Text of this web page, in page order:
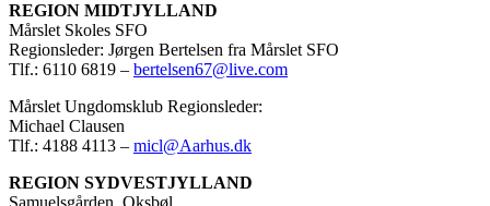
REGION MIDTJYLLAND
Mårslet Skoles SFO
Regionsleder: Jørgen Bertelsen fra Mårslet SFO
Tlf.: 6110 6819 – bertelsen67@live.com
Mårslet Ungdomsklub Regionsleder:
Michael Clausen
Tlf.: 4188 4113 – micl@Aarhus.dk
REGION SYDVESTJYLLAND